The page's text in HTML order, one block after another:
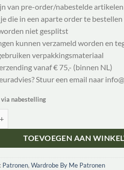
van pre-order/nabestelde artikelen
die in een aparte order te bestellen
niet gesplitst
kunnen verzameld worden en
verpakkingsmateriaal
vanaf € 75,- (binnen NL)
Stuur een email naar
via nabestelling
TOEVOEGEN AAN
Patronen, Wardrobe By Me Patronen